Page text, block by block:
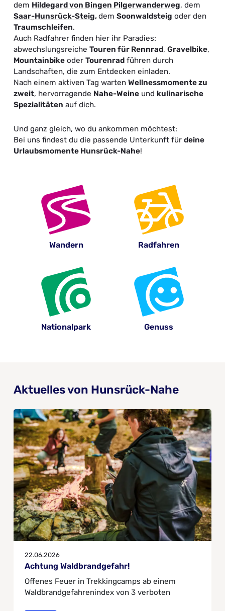
dem Hildegard von Bingen Pilgerwanderweg, dem
Saar-Hunsrück-Steig,demSoonwaldsteig oder den
Traumschleifen.
Auch Radfahrer finden hier ihr Paradies:
abwechslungsreicheTouren für Rennrad,Gravelbike,
Mountainbike oderTourenrad führen durch
Landschaften, die zum Entdecken einladen.
Nach einem aktiven Tag wartenWellnessmomente zu
zweit, hervorragende Nahe-Weine und kulinarische
Spezialitäten auf dich.
Und ganz gleich, wo du ankommen möchtest:
Bei uns findest du die passende Unterkunft fürdeine
Urlaubsmomente Hunsrück-Nahe!
Wandern Radfahren
Nationalpark Genuss
Aktuelles von Hunsrück-Nahe
22.06.2026
Achtung Waldbrandgefahr!
Offenes Feuer in Trekkingcamps ab einem
Waldbrandgefahrenindex von 3 verboten